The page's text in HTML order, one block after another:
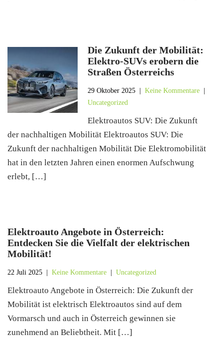
Die Zukunft der Mobilität:
Elektro-SUVs erobern die
Straßen Österreichs
29 Oktober 2025 |Keine Kommentare
Uncategorized
Elektroautos SUV: Die Zukunft
der nachhaltigen Mobilität Elektroautos SUV: Die
Zukunft der nachhaltigen Mobilität Die Elektromobilität
hat in den letzten Jahren einen enormen Aufschwung
erlebt, […]
Elektroauto Angebote in Österreich:
Entdecken Sie die Vielfalt der elektrischen
Mobilität!
22 Juli 2025 Keine Kommentare Uncategorized
Elektroauto Angebote in Österreich: Die Zukunft der
Mobilität ist elektrisch Elektroautos sind auf dem
Vormarsch und auch in Österreich gewinnen sie
zunehmend an Beliebtheit. Mit […]